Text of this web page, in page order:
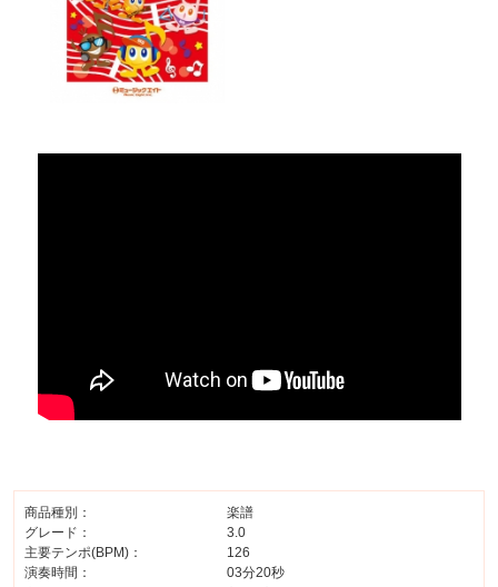
商品種別：
楽譜
グレード：
3.0
主要テンポ(BPM)：
126
演奏時間：
03分20秒